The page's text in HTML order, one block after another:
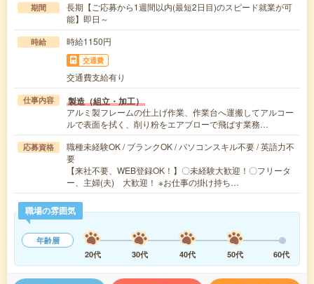
期間
長期【ご応募から1週間以内(最短2日目)のスピード就業が可
能】即日～
時給 時給1150円
交通費
交通費支給有り
仕事内容 製造（組立・加工）
アルミ製フレームの仕上げ作業、作業台へ運搬してアルコー
ルで表面を拭く、削り粉をエアブローで飛ばす業務…
応募資格
職種未経験OK / ブランクOK / パソコンスキル不要 / 英語力不
要
【来社不要、WEB登録OK！】〇未経験大歓迎！〇フリータ
ー、主婦(夫) 大歓迎！ ※お仕事の掛け持ち…
職場の雰囲気
年齢層
20代
30代 40代 50代 60代